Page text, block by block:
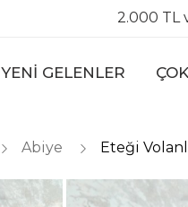
2.000 TL
YENİ GELENLER
Abiye Eteği